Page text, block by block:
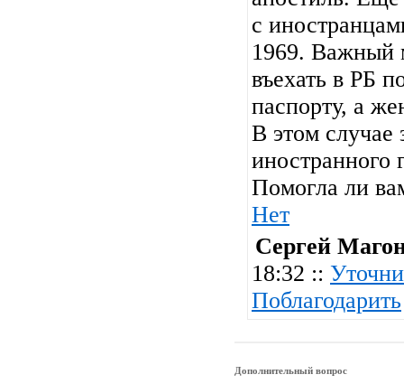
с
1969.
въехать в РБ
паспорту, а
В этом случае
иностранного
Помогла ли
Нет
Сергей
18:32 ::
Поблагодарить
Дополнительный вопрос